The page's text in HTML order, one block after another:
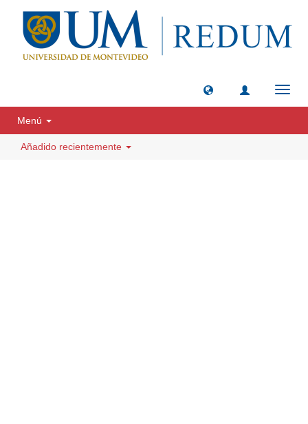
Menú
Añadido recientemente